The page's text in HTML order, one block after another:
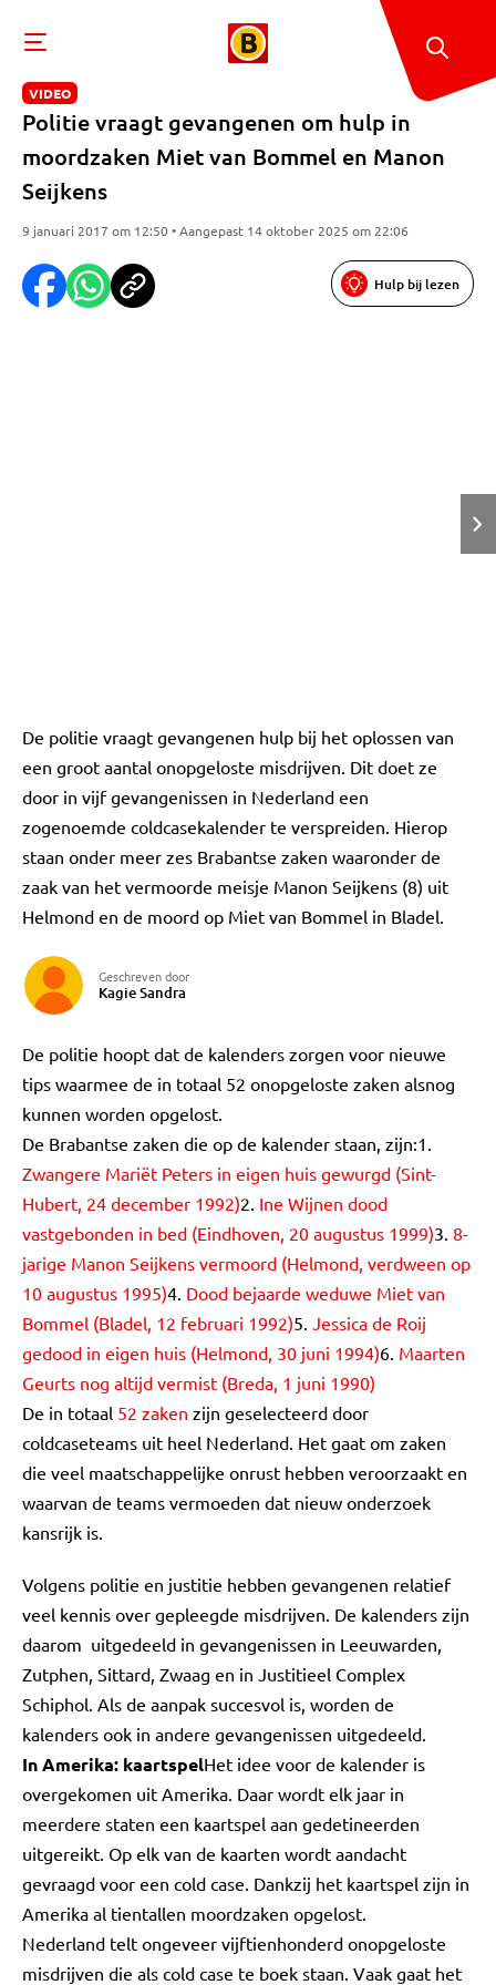
VIDEO
Politie vraagt gevangenen om hulp in
moordzaken Miet van Bommel en Manon
Seijkens
9 januari 2017 om 12:50 • Aangepast 14 oktober 2025 om 22:06
Hulp bij lezen
De politie vraagt gevangenen hulp bij het oplossen van
een groot aantal onopgeloste misdrijven. Dit doet ze
door in vijf gevangenissen in Nederland een
zogenoemde coldcasekalender te verspreiden. Hierop
staan onder meer zes Brabantse zaken waaronder de
zaak van het vermoorde meisje Manon Seijkens (8) uit
Helmond en de moord op Miet van Bommel in Bladel.
Geschreven door
Kagie Sandra
De politie hoopt dat de kalenders zorgen voor nieuwe
tips waarmee de in totaal 52 onopgeloste zaken alsnog
kunnen worden opgelost.
De Brabantse zaken die op de kalender staan, zijn:1.
Zwangere Mariët Peters in eigen huis gewurgd (Sint-
Hubert, 24 december 1992)2. Ine Wijnen dood
vastgebonden in bed (Eindhoven, 20 augustus 1999)3. 8-
jarige Manon Seijkens vermoord (Helmond, verdween op
10 augustus 1995)4. Dood bejaarde weduwe Miet van
Bommel (Bladel, 12 februari 1992)5. Jessica de Roij
gedood in eigen huis (Helmond, 30 juni 1994)6. Maarten
Geurts nog altijd vermist (Breda, 1 juni 1990)
De in totaal 52 zaken zijn geselecteerd door
coldcaseteams uit heel Nederland. Het gaat om zaken
die veel maatschappelijke onrust hebben veroorzaakt en
waarvan de teams vermoeden dat nieuw onderzoek
kansrijk is.
Volgens politie en justitie hebben gevangenen relatief
veel kennis over gepleegde misdrijven. De kalenders zijn
daarom uitgedeeld in gevangenissen in Leeuwarden,
Zutphen, Sittard, Zwaag en in Justitieel Complex
Schiphol. Als de aanpak succesvol is, worden de
kalenders ook in andere gevangenissen uitgedeeld.
In Amerika: kaartspelHet idee voor de kalender is
overgekomen uit Amerika. Daar wordt elk jaar in
meerdere staten een kaartspel aan gedetineerden
uitgereikt. Op elk van de kaarten wordt aandacht
gevraagd voor een cold case. Dankzij het kaartspel zijn in
Amerika al tientallen moordzaken opgelost.
Nederland telt ongeveer vijftienhonderd onopgeloste
misdrijven die als cold case te boek staan. Vaak gaat het